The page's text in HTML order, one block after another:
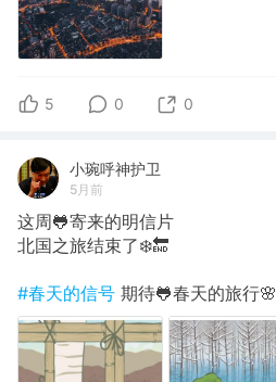
5 0 0
小琬呼神护卫
5月前
这周🐸寄来的明信片
北国之旅结束了❄️🔚
#春天的信号 期待🐸春天的旅行🌸